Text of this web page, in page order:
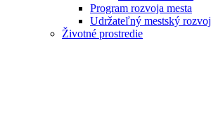
Program rozvoja mesta
Udržateľný mestský rozvoj
Životné prostredie